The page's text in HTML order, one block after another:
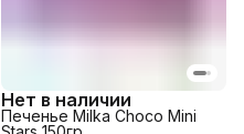
Нет в наличии
Печенье Milka Choco Mini